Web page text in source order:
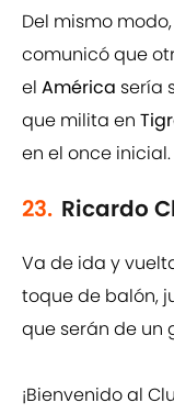
Del mismo modo,
comunicó que
el América sería
que milita en
en el once inicial.
23. Ricardo
Va de ida y
toque de balón,
que serán de un
¡Bienvenido al